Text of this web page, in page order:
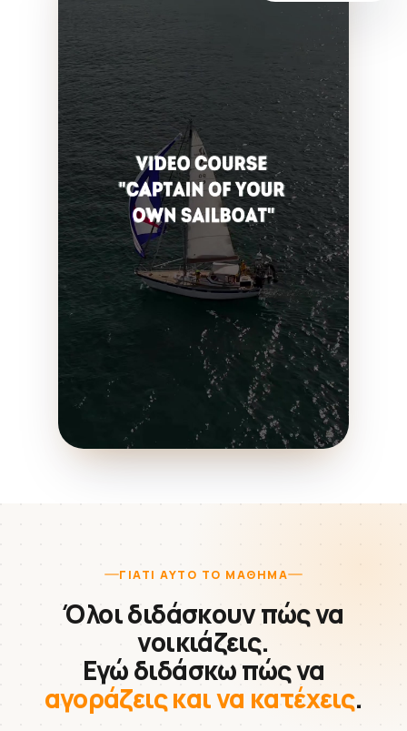
ΓΙΑΤΊ ΑΥΤΌ ΤΟ ΜΆΘΗΜΑ
Όλοι διδάσκουν πώς να
νοικιάζεις.
Εγώ διδάσκω πώς να
αγοράζεις και να κατέχεις.